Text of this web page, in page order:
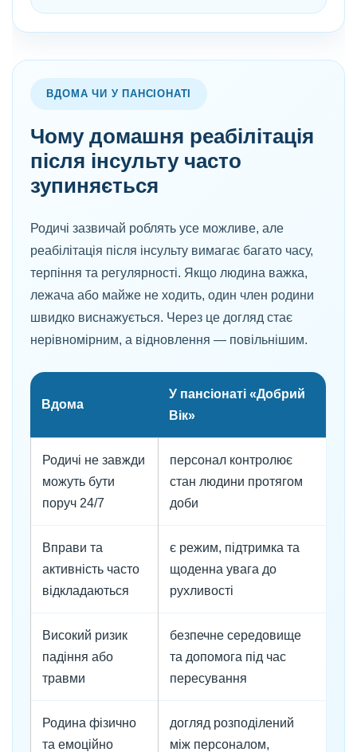
ВДОМА ЧИ У ПАНСІОНАТІ
Чому домашня реабілітація
після інсульту часто
зупиняється
Родичі зазвичай роблять усе можливе, але
реабілітація після інсульту вимагає багато часу,
терпіння та регулярності. Якщо людина важка,
лежача або майже не ходить, один член родини
швидко виснажується. Через це догляд стає
нерівномірним, а відновлення — повільнішим.
Вдома
У пансіонаті «Добрий
Вік»
Родичі не завжди
можуть бути
поруч 24/7
персонал контролює
стан людини протягом
доби
Вправи та
активність часто
відкладаються
є режим, підтримка та
щоденна увага до
рухливості
Високий ризик
падіння або
травми
безпечне середовище
та допомога під час
пересування
Родина фізично
та емоційно
догляд розподілений
між персоналом,